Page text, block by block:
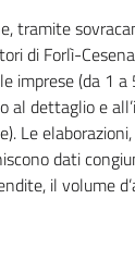
tramite
di Forlì-
imprese (da 1
al dettaglio e
Le
dati
il volume